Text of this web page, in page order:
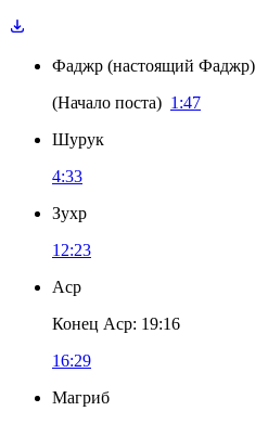
Фаджр (настоящий Фаджр)
(Начало поста) 1:47
Шурук
4:33
Зухр
12:23
Аср
Конец Аср: 19:16
16:29
Магриб